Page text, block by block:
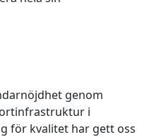
genom
i
för kvalitet har gett oss